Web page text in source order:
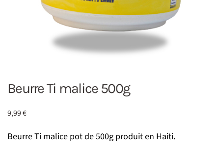
Beurre Ti malice 500g
9,99€
Beurre Ti malice pot de 500g produit en Haiti.